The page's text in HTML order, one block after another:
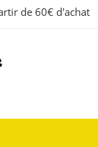
de 60€ d'achat